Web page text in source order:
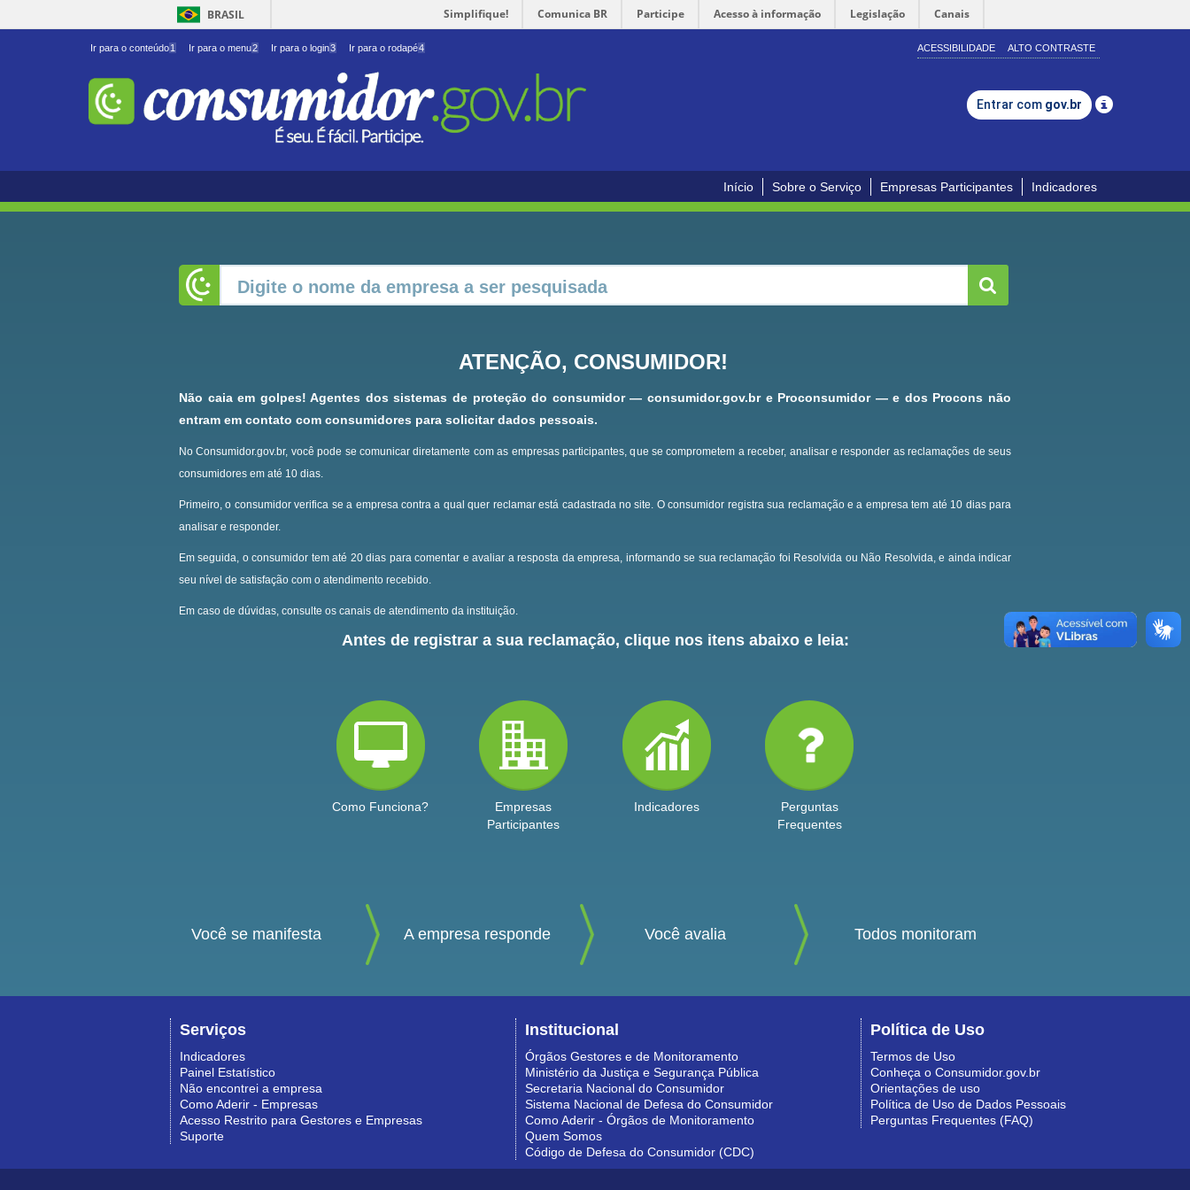
BRASIL Simplifique! Comunica BR Participe Acesso à informação Legislação Canais
Ir para o conteúdo1 Ir para o menu2 Ir para o login3 Ir para o rodapé4 ACESSIBILIDADE ALTO CONTRASTE
Entrar com gov.br
Início Sobre o Serviço Empresas Participantes Indicadores
ATENÇÃO, CONSUMIDOR!
Não caia em golpes! Agentes dos sistemas de proteção do consumidor — consumidor.gov.br e Proconsumidor — e dos Procons não
entram em contato com consumidores para solicitar dados pessoais.
No Consumidor.gov.br, você pode se comunicar diretamente com as empresas participantes, que se comprometem a receber, analisar e responder as reclamações de seus
consumidores em até 10 dias.
Primeiro, o consumidor verifica se a empresa contra a qual quer reclamar está cadastrada no site. O consumidor registra sua reclamação e a empresa tem até 10 dias para
analisar e responder.
Em seguida, o consumidor tem até 20 dias para comentar e avaliar a resposta da empresa, informando se sua reclamação foi Resolvida ou Não Resolvida, e ainda indicar
seu nível de satisfação com o atendimento recebido.
Em caso de dúvidas, consulte os canais de atendimento da instituição.
Antes de registrar a sua reclamação, clique nos itens abaixo e leia:
Como Funciona?
Empresas
Participantes
Indicadores
Perguntas
Frequentes
Você se manifesta A empresa responde Você avalia Todos monitoram
Serviços
Indicadores
Painel Estatístico
Não encontrei a empresa
Como Aderir - Empresas
Acesso Restrito para Gestores e Empresas
Suporte
Institucional
Órgãos Gestores e de Monitoramento
Ministério da Justiça e Segurança Pública
Secretaria Nacional do Consumidor
Sistema Nacional de Defesa do Consumidor
Como Aderir - Órgãos de Monitoramento
Quem Somos
Código de Defesa do Consumidor (CDC)
Política de Uso
Termos de Uso
Conheça o Consumidor.gov.br
Orientações de uso
Política de Uso de Dados Pessoais
Perguntas Frequentes (FAQ)